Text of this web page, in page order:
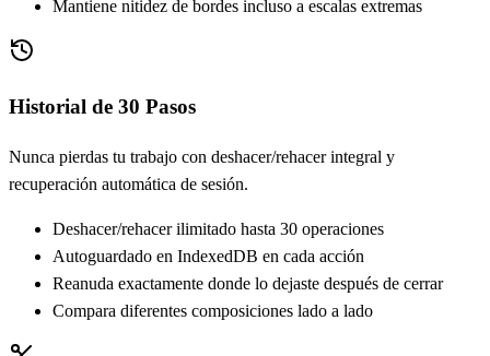
Mantiene nitidez de bordes incluso a escalas extremas
Historial de 30 Pasos
Nunca pierdas tu trabajo con deshacer/rehacer integral y
recuperación automática de sesión.
Deshacer/rehacer ilimitado hasta 30 operaciones
Autoguardado en IndexedDB en cada acción
Reanuda exactamente donde lo dejaste después de cerrar
Compara diferentes composiciones lado a lado